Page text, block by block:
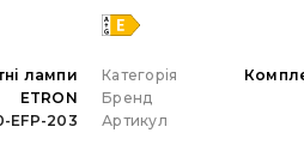
лампи
ETRON
EFP-203
Категорія
Бренд
Артикул